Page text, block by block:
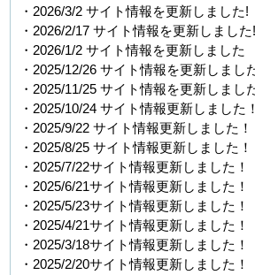
・2026/3/2 サイト情報を更新しました!
・2026/2/17 サイト情報を更新しました!
・2026/1/2 サイト情報を更新しました
・2025/12/26 サイト情報を更新しまし
・2025/11/25 サイト情報を更新しまし
・2025/10/24 サイト情報更新しました！
・2025/9/22 サイト情報更新しました！
・2025/8/25 サイト情報更新しました！
・2025/7/22サイト情報更新しました！
・2025/6/21サイト情報更新しました！
・2025/5/23サイト情報更新しました！
・2025/4/21サイト情報更新しました！
・2025/3/18サイト情報更新しました！
・2025/2/20サイト情報更新しました！